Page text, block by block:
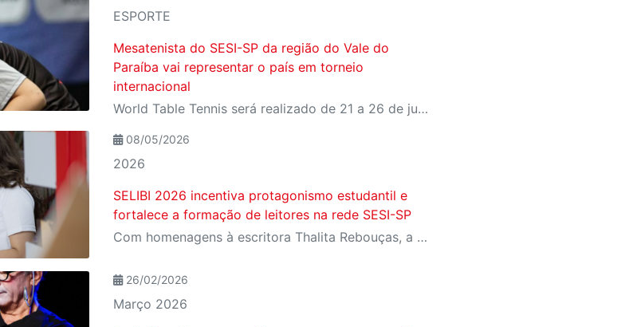
ESPORTE
Mesatenista do SESI-SP da região do Vale do
Paraíba vai representar o país em torneio
internacional
World Table Tennis será realizado de 21 a 26 de julho, em São José dos Campos
08/05/2026
2026
SELIBI 2026 incentiva protagonismo estudantil e
fortalece a formação de leitores na rede SESI-SP
Com homenagens à escritora Thalita Rebouças, a Semana do Livro e da Biblioteca promove criatividade, produção autoral e diferentes formas de expressão entre estudantes da Educação Infantil à EJA
26/02/2026
Março 2026